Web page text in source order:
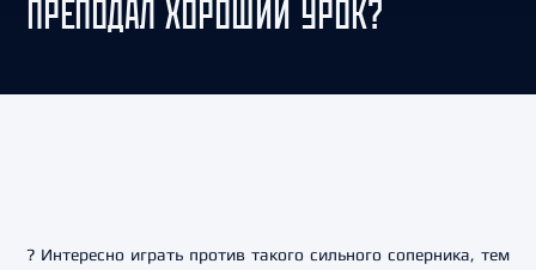
ПРЕПОДАЛ ХОРОШИЙ УРОК?
? Интересно играть против такого сильного соперника, тем